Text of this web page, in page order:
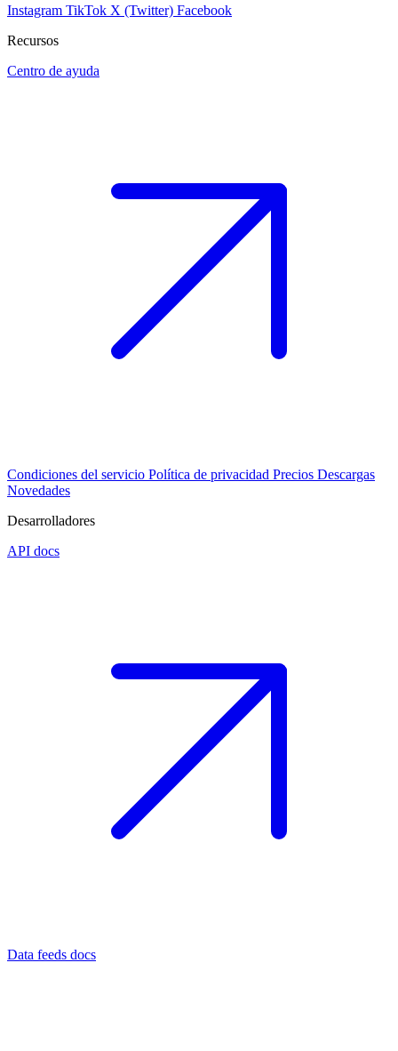
Instagram TikTok X (Twitter) Facebook
Recursos
Centro de ayuda
Condiciones del servicio Política de privacidad Precios Descargas
Novedades
Desarrolladores
API docs
Data feeds docs